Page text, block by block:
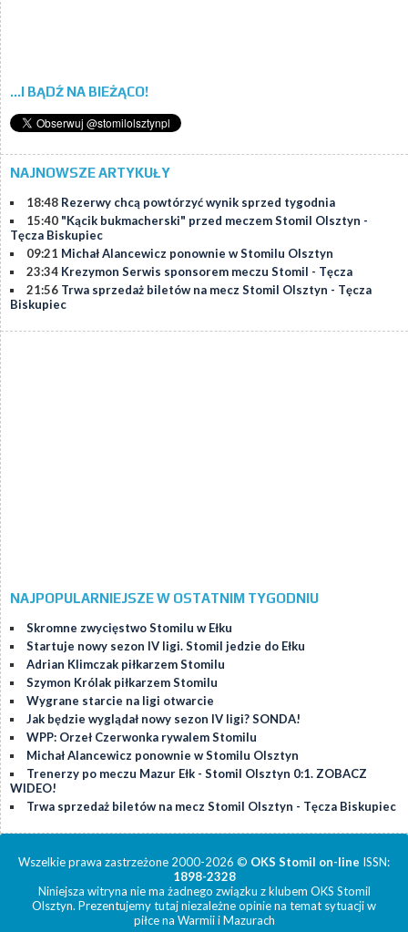
...I BĄDŹ NA BIEŻĄCO!
NAJNOWSZE ARTYKUŁY
18:48 Rezerwy chcą powtórzyć wynik sprzed tygodnia
15:40 "Kącik bukmacherski" przed meczem Stomil Olsztyn -
Tęcza Biskupiec
09:21 Michał Alancewicz ponownie w Stomilu Olsztyn
23:34 Krezymon Serwis sponsorem meczu Stomil - Tęcza
21:56 Trwa sprzedaż biletów na mecz Stomil Olsztyn - Tęcza
Biskupiec
NAJPOPULARNIEJSZE W OSTATNIM TYGODNIU
Skromne zwycięstwo Stomilu w Ełku
Startuje nowy sezon IV ligi. Stomil jedzie do Ełku
Adrian Klimczak piłkarzem Stomilu
Szymon Królak piłkarzem Stomilu
Wygrane starcie na ligi otwarcie
Jak będzie wyglądał nowy sezon IV ligi? SONDA!
WPP: Orzeł Czerwonka rywalem Stomilu
Michał Alancewicz ponownie w Stomilu Olsztyn
Trenerzy po meczu Mazur Ełk - Stomil Olsztyn 0:1. ZOBACZ
WIDEO!
Trwa sprzedaż biletów na mecz Stomil Olsztyn - Tęcza Biskupiec
Wszelkie prawa zastrzeżone 2000-2026 © OKS Stomil on-line ISSN:
1898-2328
Niniejsza witryna nie ma żadnego związku z klubem OKS Stomil
Olsztyn. Prezentujemy tutaj niezależne opinie na temat sytuacji w
piłce na Warmii i Mazurach